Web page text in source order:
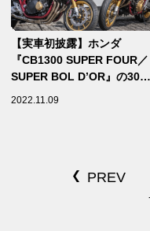
【実車初披露】ホンダ
『CB1300 SUPER FOUR／
SUPER BOL D’OR』の30周
2022.11.09